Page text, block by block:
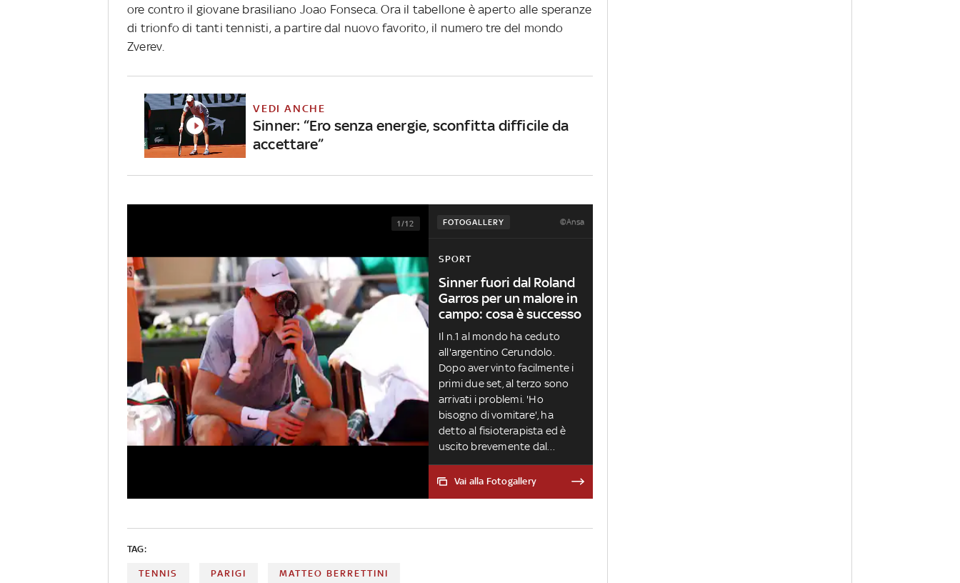
ore contro il giovane brasiliano Joao Fonseca. Ora il tabellone è aperto alle speranze
di trionfo di tanti tennisti, a partire dal nuovo favorito, il numero tre del mondo
Zverev.
VEDI ANCHE
Sinner: “Ero senza energie, sconfitta difficile da
accettare”
FOTOGALLERY ©Ansa
1/12
SPORT
Sinner fuori dal Roland
Garros per un malore in
campo: cosa è successo
Il n.1 al mondo ha ceduto
all'argentino Cerundolo.
Dopo aver vinto facilmente i
primi due set, al terzo sono
arrivati i problemi. 'Ho
bisogno di vomitare', ha
detto al fisioterapista ed è
uscito brevemente dal
campo, ma al rientro non è
più riuscito a combattere.
Vai alla Fotogallery
TAG:
TENNIS PARIGI MATTEO BERRETTINI